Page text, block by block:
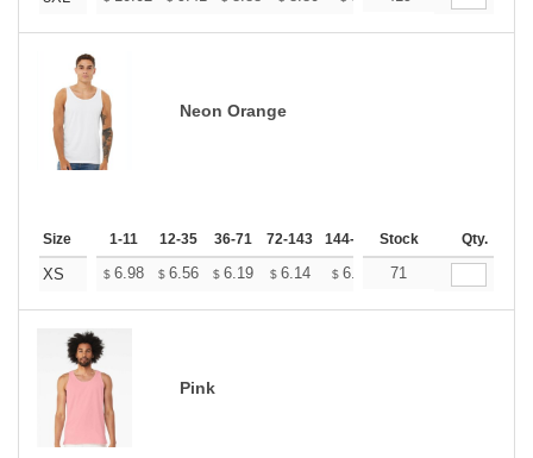
Neon Orange
Size 1-11 12-35 36-71 72-143 144-287 288 + More
Stock Qty.
XS $ 6.98 $ 6.56 $ 6.19 $ 6.14 $ 6.03 $5.98
71
Pink